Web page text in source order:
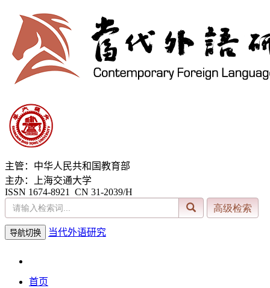
主管：中华人民共和国教育部
主办：上海交通大学
ISSN 1674-8921 CN 31-2039/H
导航切换 当代外语研究
首页